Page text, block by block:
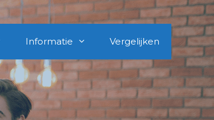
Informatie Vergelijken